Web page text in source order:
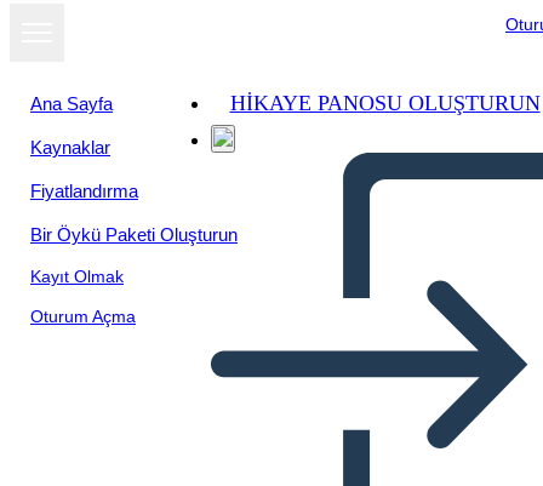
Ana Sayfa
Kaynaklar
Fiyatlandırma
Bir Öykü Paketi Oluşturun
Kayıt Olmak
Oturum Açma
HIKAYE PANOSU OLUŞTURUN